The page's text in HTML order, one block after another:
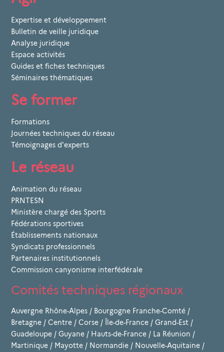
Expertise et développement
Bulletin de veille juridique
Analyse juridique
Espace activités
Guides et fiches techniques
Séminaires thématiques
Se former
Formations
Journées techniques du réseau
Témoignages d'experts
Le réseau
Animation du réseau
PRNTESN
Ministère chargé des Sports
Fédérations sportives
Établissements nationaux
Syndicats professionnels
Partenaires institutionnels
Commission canyonisme interfédérale
Comités techniques régionaux
Auvergne Rhône-Alpes / Bourgogne Franche-Comté /
Bretagne / Centre / Corse / Île-de-France / Grand-Est /
Guadeloupe / Guyane / Hauts-de-France / La Réunion /
Martinique / Mayotte / Normandie / Nouvelle-Aquitaine /